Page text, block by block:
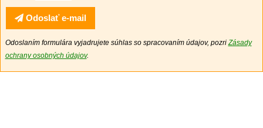
Odoslať e-mail
Odoslaním formulára vyjadrujete súhlas so spracovaním údajov, pozri Zásady
ochrany osobných údajov.